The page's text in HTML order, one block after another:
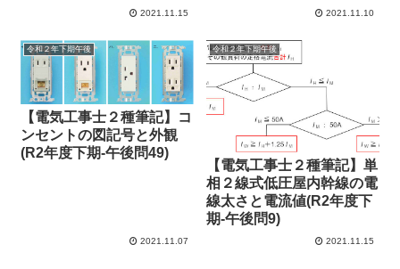
2021.11.15 2021.11.10
令和２年下期午後
【電気工事士２種筆記】コ
ンセントの図記号と外観
(R2年度下期-午後問49)
2021.11.07
令和２年下期午後
【電気工事士２種筆記】単
相２線式低圧屋内幹線の電
線太さと電流値(R2年度下
期-午後問9)
2021.11.15